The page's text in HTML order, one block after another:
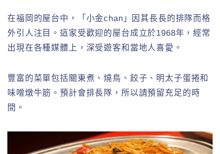
在福岡的屋台中，「小金chan」因其長長的排隊而格
外引人注目。這家受歡迎的屋台成立於1968年，經常
出現在各種媒體上，深受遊客和當地人喜愛。
豐富的菜單包括關東煮、燒鳥、餃子、明太子蛋捲和
味噌燉牛筋。預計會排長隊，所以請預留充足的時
間。